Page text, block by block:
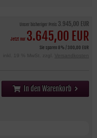
Unser bisheriger Preis 3.945,00 EUR
Jetzt nur 3.645,00 EUR
Sie sparen 8% / 300,00 EUR
inkl. 19 % MwSt. zzgl.
Versandkosten
In den Warenkorb